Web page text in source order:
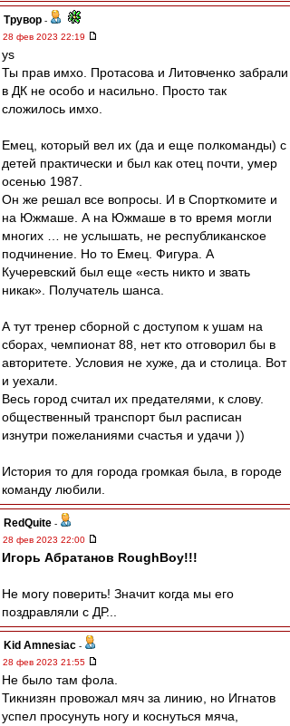
Трувор -
28 фев 2023 22:19
ys
Ты прав имхо. Протасова и Литовченко забрали
в ДК не особо и насильно. Просто так
сложилось имхо.
Емец, который вел их (да и еще полкоманды) с
детей практически и был как отец почти, умер
осенью 1987.
Он же решал все вопросы. И в Спорткомите и
на Южмаше. А на Южмаше в то время могли
многих … не услышать, не республиканское
подчинение. Но то Емец. Фигура. А
Кучеревский был еще «есть никто и звать
никак». Получатель шанса.
А тут тренер сборной с доступом к ушам на
сборах, чемпионат 88, нет кто отговорил бы в
авторитете. Условия не хуже, да и столица. Вот
и уехали.
Весь город считал их предателями, к слову.
общественный транспорт был расписан
изнутри пожеланиями счастья и удачи ))
История то для города громкая была, в городе
команду любили.
RedQuite -
28 фев 2023 22:00
Игорь Абратанов RoughBoy!!!
Не могу поверить! Значит когда мы его
поздравляли с ДР...
Kid Amnesiac -
28 фев 2023 21:55
Не было там фола.
Тикнизян провожал мяч за линию, но Игнатов
успел просунуть ногу и коснуться мяча,